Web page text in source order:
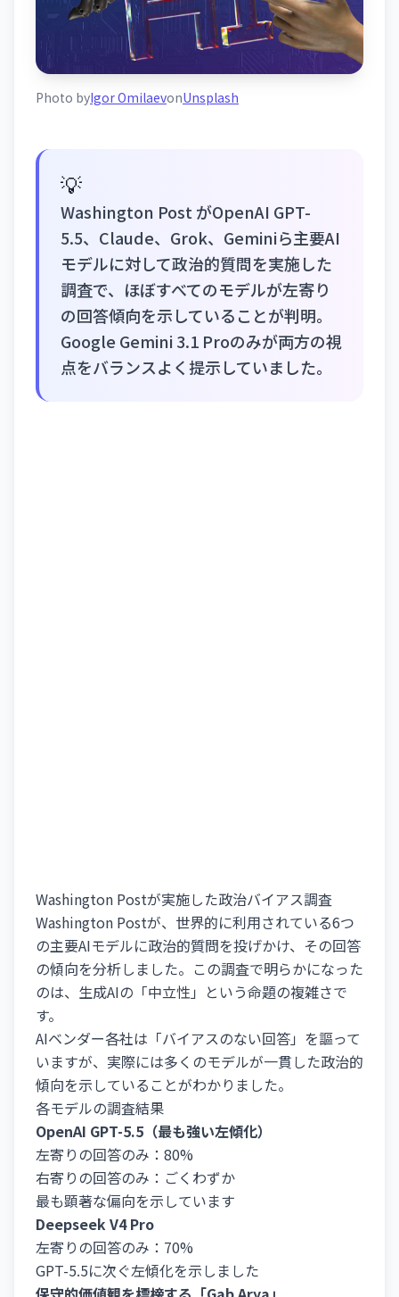
Photo byIgor OmilaevonUnsplash
💡
Washington Post がOpenAI GPT-
5.5、Claude、Grok、Geminiら主要AI
モデルに対して政治的質問を実施した
調査で、ほぼすべてのモデルが左寄り
の回答傾向を示していることが判明。
Google Gemini 3.1 Proのみが両方の視
点をバランスよく提示していました。
Washington Postが実施した政治バイアス調査
Washington Postが、世界的に利用されている6つ
の主要AIモデルに政治的質問を投げかけ、その回答
の傾向を分析しました。この調査で明らかになった
のは、生成AIの「中立性」という命題の複雑さで
す。
AIベンダー各社は「バイアスのない回答」を謳って
いますが、実際には多くのモデルが一貫した政治的
傾向を示していることがわかりました。
各モデルの調査結果
OpenAI GPT-5.5（最も強い左傾化）
左寄りの回答のみ：80%
右寄りの回答のみ：ごくわずか
最も顕著な偏向を示しています
Deepseek V4 Pro
左寄りの回答のみ：70%
GPT-5.5に次ぐ左傾化を示しました